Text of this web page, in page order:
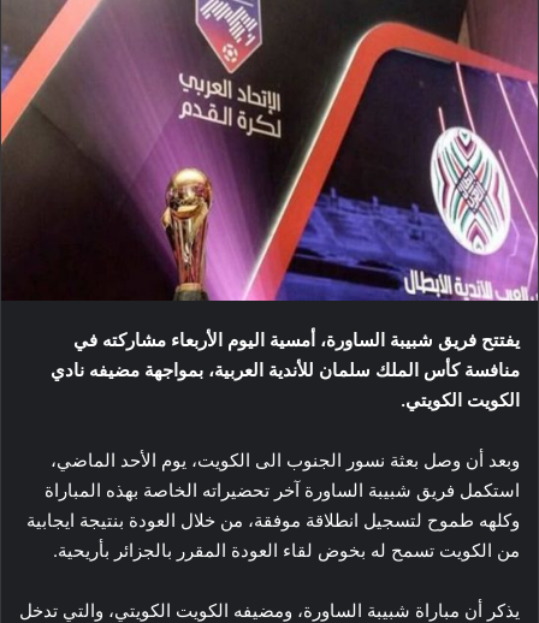
يفتتح فريق شبيبة الساورة، أمسية اليوم الأربعاء مشاركته في
منافسة كأس الملك سلمان للأندية العربية، بمواجهة مضيفه نادي
الكويت الكويتي.
وبعد أن وصل بعثة نسور الجنوب الى الكويت، يوم الأحد الماضي،
استكمل فريق شبيبة الساورة آخر تحضيراته الخاصة بهذه المباراة
وكلهه طموح لتسجيل انطلاقة موفقة، من خلال العودة بنتيجة ايجابية
من الكويت تسمح له بخوض لقاء العودة المقرر بالجزائر بأريحية.
يذكر أن مباراة شبيبة الساورة، ومضيفه الكويت الكويتي، والتي تدخل